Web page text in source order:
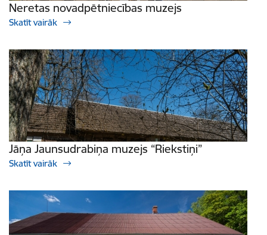
Neretas novadpētniecības muzejs
Skatīt vairāk
Jāņa Jaunsudrabiņa muzejs “Riekstiņi”
Skatīt vairāk